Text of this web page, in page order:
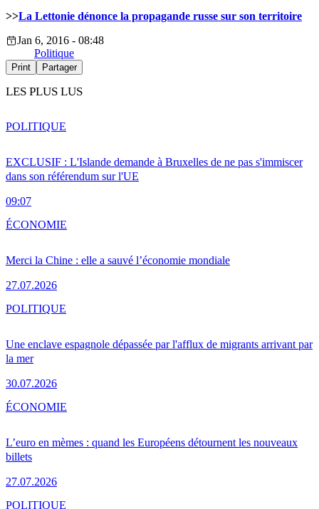
>>La Lettonie dénonce la propagande russe sur son territoire
Jan 6, 2016 - 08:48
Politique
Print Partager
LES PLUS LUS
EXCLUSIF : L'Islande demande à Bruxelles de ne pas s'immiscer
dans son référendum sur l'UE
09:07
POLITIQUE
Merci la Chine : elle a sauvé l’économie mondiale
27.07.2026
ÉCONOMIE
Une enclave espagnole dépassée par l'afflux de migrants arrivant par
la mer
30.07.2026
POLITIQUE
L’euro en mèmes : quand les Européens détournent les nouveaux
billets
27.07.2026
ÉCONOMIE
POLITIQUE